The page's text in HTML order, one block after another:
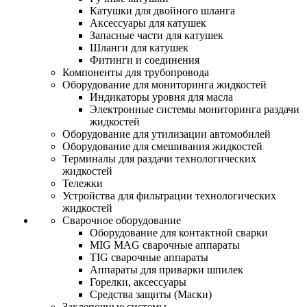
Катушки для двойного шланга
Аксессуары для катушек
Запасные части для катушек
Шланги для катушек
Фитинги и соединения
Компоненты для трубопровода
Оборудование для мониторинга жидкостей
Индикаторы уровня для масла
Электронные системы мониторинга раздачи
жидкостей
Оборудование для утилизации автомобилей
Оборудование для смешивания жидкостей
Терминалы для раздачи технологических
жидкостей
Тележки
Устройства для фильтрации технологических
жидкостей
Сварочное оборудование
Оборудование для контактной сварки
MIG MAG сварочные аппараты
TIG сварочные аппараты
Аппараты для приварки шпилек
Горелки, аксессуары
Средства защиты (Маски)